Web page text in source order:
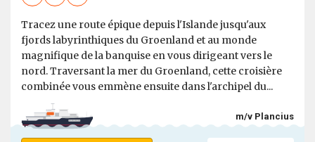
Tracez une route épique depuis l'Islande jusqu'aux
fjords labyrinthiques du Groenland et au monde
magnifique de la banquise en vous dirigeant vers le
nord. Traversant la mer du Groenland, cette croisière
combinée vous emmène ensuite dans l'archipel du...
m/v Plancius